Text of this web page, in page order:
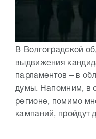
В Волгоградской
выдвижения
парламентов – в
думы. Напомним, в
регионе, помимо
кампаний, пройдут